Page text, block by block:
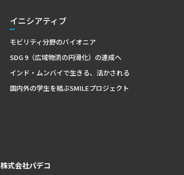
イニシアティブ
モビリティ分野のパイオニア
SDG 9（広域物流の円滑化）の達成へ
インド・ムンバイで生きる、活かされる
国内外の学生を結ぶSMILEプロジェクト
株式会社パデコ